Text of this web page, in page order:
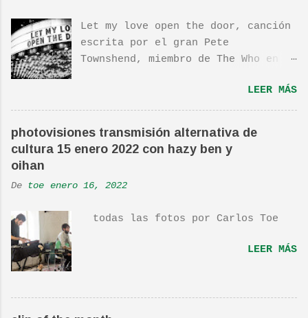
Let my love open the door, canción
escrita por el gran Pete
Townshend, miembro de The Who en
Glass, del mismo año, y que llego
a estar en el top 10. La cancion
es deliciosa de por si, de hecho
ha sido versionada cienes y cienes
de veces. Aquí os dejo el vídeo de
ver una estupenda película llamada
por TOE hace unos posts.Yo también
os la recomiendo. En una escena de
LEER MÁS
photovisiones transmisión alternativa de
cultura 15 enero 2022 con hazy ben y
oihan
De toe enero 16, 2022
todas las fotos por Carlos Toe
LEER MÁS